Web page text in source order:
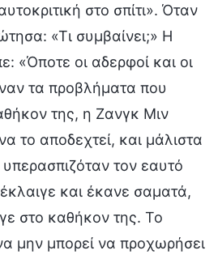
στο σπίτι». Όταν
«Τι συμβαίνει;» Η
«Όποτε οι αδερφοί και οι
τα προβλήματα που
της, η Ζανγκ Μιν
το αποδεχτεί, και μάλιστα
τον εαυτό
και έκανε σαματά,
στο καθήκον της. Το
μην μπορεί να προχωρήσει